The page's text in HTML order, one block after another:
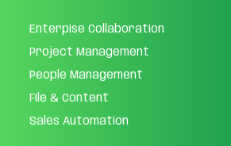
Enterpise Collaboration
Project Management
People Management
FIle & Content
Sales Automation